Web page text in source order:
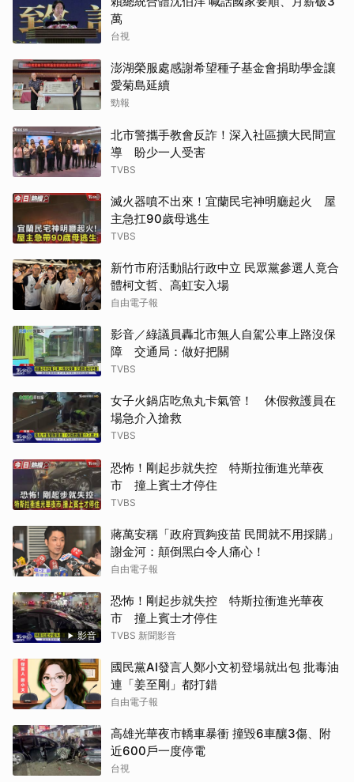
萬
台視
澎湖榮服處感謝希望種子基金會捐助學金讓
愛菊島延續
勁報
北市警攜手教會反詐！深入社區擴大民間宣
導 盼少一人受害
TVBS
滅火器噴不出來！宜蘭民宅神明廳起火 屋
主急扛90歲母逃生
TVBS
新竹市府活動貼行政中立 民眾黨參選人竟合
體柯文哲、高虹安入場
自由電子報
影音／綠議員轟北市無人自駕公車上路沒保
障 交通局：做好把關
TVBS
女子火鍋店吃魚丸卡氣管！ 休假救護員在
場急介入搶救
TVBS
恐怖！剛起步就失控 特斯拉衝進光華夜
市 撞上賓士才停住
TVBS
蔣萬安稱「政府買夠疫苗 民間就不用採購」
謝金河：顛倒黑白令人痛心！
自由電子報
影音
恐怖！剛起步就失控 特斯拉衝進光華夜
市 撞上賓士才停住
TVBS 新聞影音
國民黨AI發言人鄭小文初登場就出包 批毒油
連「姜至剛」都打錯
自由電子報
高雄光華夜市轎車暴衝 撞毀6車釀3傷、附
近600戶一度停電
台視